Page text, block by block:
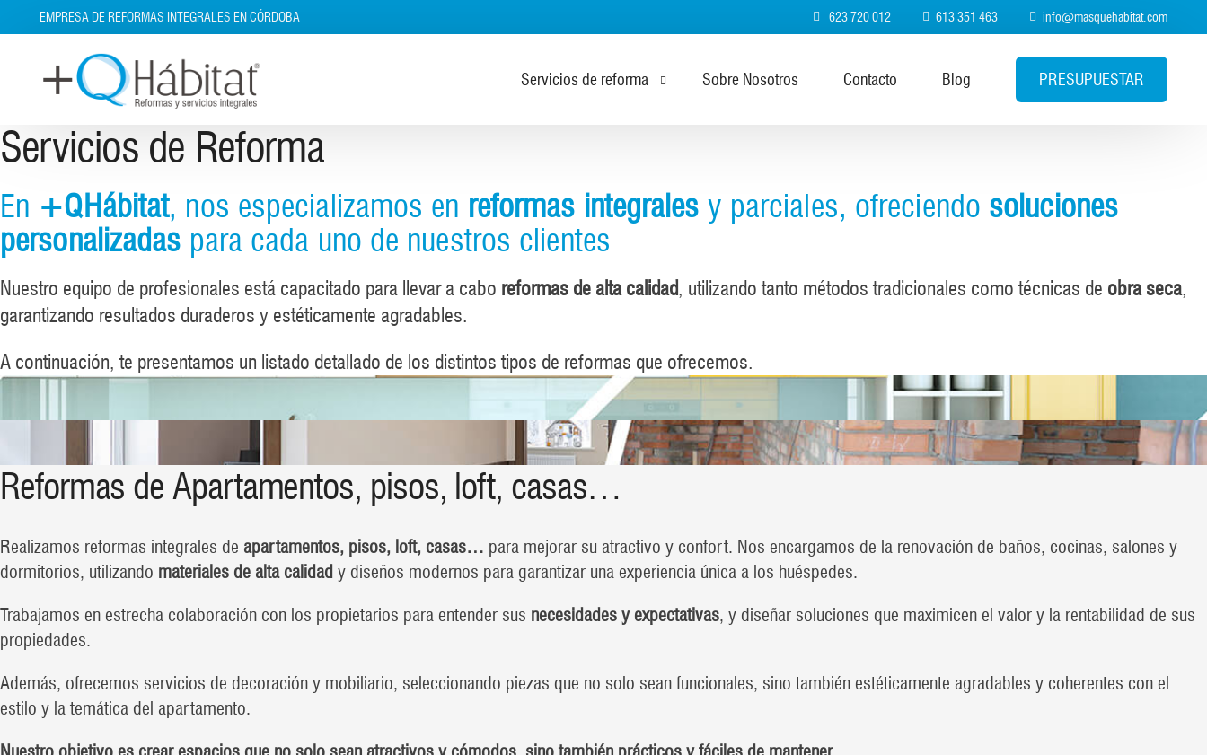
EMPRESA DE REFORMAS INTEGRALES EN CÓRDOBA 623 720 012 613 351 463 info@masquehabitat.com
Servicios de reforma
Reformas de Cocinas
Reformas de Cuartos de Baño
Reformas de Oficinas
Reformas de Suelos y Puertas
Reformas de Salones
Sobre Nosotros Contacto Blog PRESUPUESTAR
Servicios de Reforma
En +QHábitat, nos especializamos en reformas integrales y parciales, ofreciendo soluciones
personalizadas para cada uno de nuestros clientes
Nuestro equipo de profesionales está capacitado para llevar a cabo reformas de alta calidad, utilizando tanto métodos tradicionales como técnicas de obra seca,
garantizando resultados duraderos y estéticamente agradables.
A continuación, te presentamos un listado detallado de los distintos tipos de reformas que ofrecemos.
Reformas de Apartamentos, pisos, loft, casas…
Realizamos reformas integrales de apartamentos, pisos, loft, casas… para mejorar su atractivo y confort. Nos encargamos de la renovación de baños, cocinas, salones y
dormitorios, utilizando materiales de alta calidad y diseños modernos para garantizar una experiencia única a los huéspedes.
Trabajamos en estrecha colaboración con los propietarios para entender sus necesidades y expectativas, y diseñar soluciones que maximicen el valor y la rentabilidad de sus
propiedades.
Además, ofrecemos servicios de decoración y mobiliario, seleccionando piezas que no solo sean funcionales, sino también estéticamente agradables y coherentes con el
estilo y la temática del apartamento.